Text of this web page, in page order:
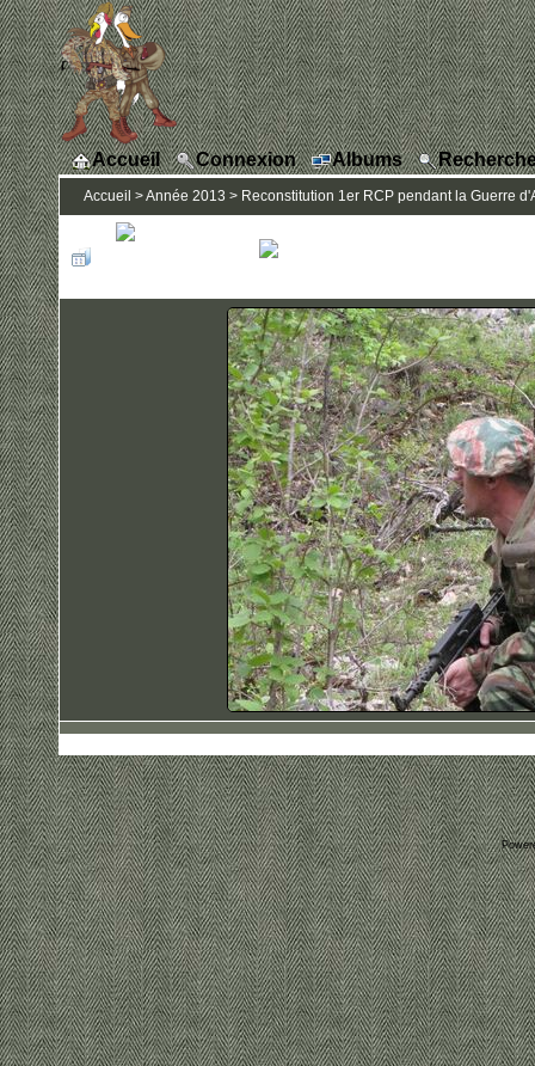
Accueil Connexion Albums
Accueil >Année 2013 > Reconstitution 1er RCP pendant la Guerre